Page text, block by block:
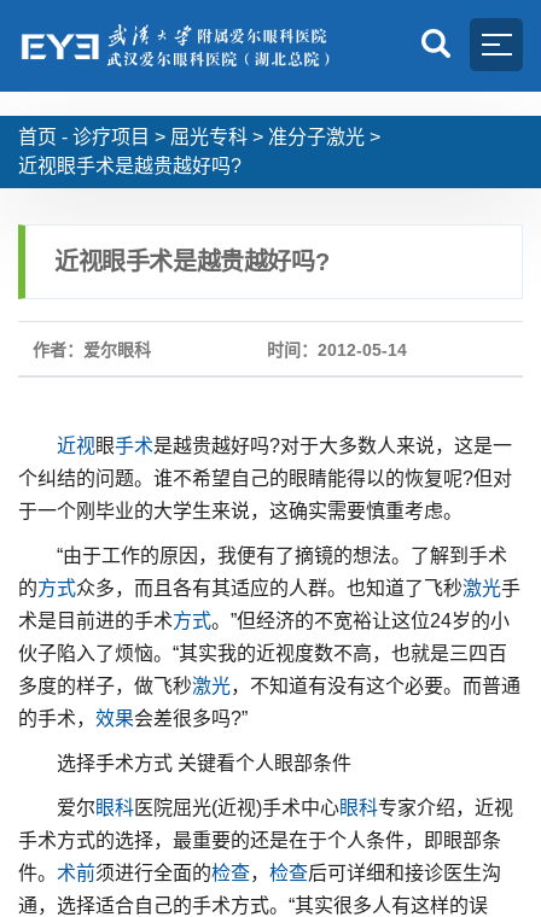
首页 - 诊疗项目 > 屈光专科 > 准分子激光 >
近视眼手术是越贵越好吗?
近视眼手术是越贵越好吗?
作者：爱尔眼科 时间：2012-05-14
近视眼手术是越贵越好吗?对于大多数人来说，这是一
个纠结的问题。谁不希望自己的眼睛能得以的恢复呢?但对
于一个刚毕业的大学生来说，这确实需要慎重考虑。
“由于工作的原因，我便有了摘镜的想法。了解到手术
的方式众多，而且各有其适应的人群。也知道了飞秒激光手
术是目前进的手术方式。”但经济的不宽裕让这位24岁的小
伙子陷入了烦恼。“其实我的近视度数不高，也就是三四百
多度的样子，做飞秒激光，不知道有没有这个必要。而普通
的手术， 效果会差很多吗?”
选择手术方式 关键看个人眼部条件
爱尔眼科医院屈光(近视)手术中心眼科专家介绍，近视
手术方式的选择，最重要的还是在于个人条件，即眼部条
件。 术前须进行全面的检查， 检查后可详细和接诊医生沟
通，选择适合自己的手术方式。“其实很多人有这样的误